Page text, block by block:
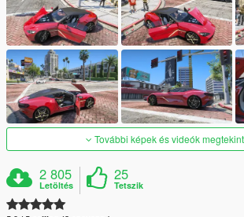
További képek és videók
2 805
Letöltés
25
Tetszik